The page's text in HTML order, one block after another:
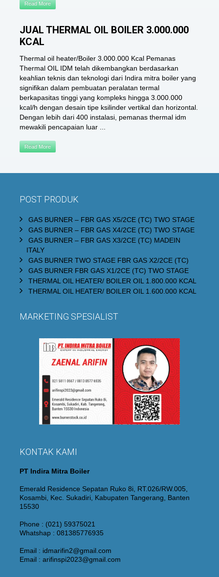
Read More
JUAL THERMAL OIL BOILER 3.000.000
KCAL
Thermal oil heater/Boiler 3.000.000 Kcal Pemanas
Thermal OIL IDM telah dikembangkan berdasarkan
keahlian teknis dan teknologi dari Indira mitra boiler yang
signifikan dalam pembuatan peralatan termal
berkapasitas tinggi yang kompleks hingga 3.000.000
kcal/h dengan desain tipe ksilinder vertikal dan horizontal.
Dengan lebih dari 400 instalasi, pemanas thermal idm
mewakili pencapaian luar ...
Read More
POST PRODUK
GAS BURNER – FBR GAS X5/2CE (TC) TWO STAGE
GAS BURNER – FBR GAS X4/2CE (TC) TWO STAGE
GAS BURNER – FBR GAS X3/2CE (TC) MADEIN
ITALY
GAS BURNER TWO STAGE FBR GAS X2/2CE (TC)
GAS BURNER FBR GAS X1/2CE (TC) TWO STAGE
THERMAL OIL HEATER/ BOILER OIL 1.800.000 KCAL
THERMAL OIL HEATER/ BOILER OIL 1.600.000 KCAL
MARKETING SPESIALIST
KONTAK KAMI
PT Indira Mitra Boiler
Emerald Residence Sepatan Ruko 8i, RT.026/RW.005,
Kosambi, Kec. Sukadiri, Kabupaten Tangerang, Banten
15530
Phone : (021) 59375021
Whatshap : 081385776935
Email : idmarifin2@gmail.com
Email : arifinspi2023@gmail.com